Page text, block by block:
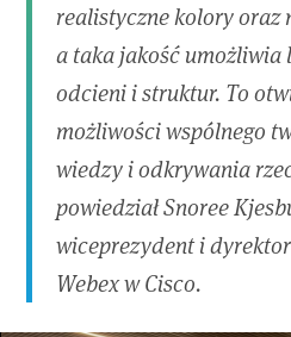
realistyczne kolory oraz
a taka jakość umożliwia
odcieni i struktur. To
możliwości wspólnego
wiedzy i odkrywania
powiedział Snoree
wiceprezydent i
Webex w Cisco.